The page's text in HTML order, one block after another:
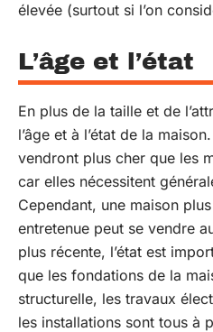
élevée (surtout si l’on
L’âge et l’état
En plus de la taille et de
l’âge et à l’état de la
vendront plus cher que les
car elles nécessitent
Cependant, une maison
entretenue peut se vendre
plus récente, l’état est
que les fondations de la
structurelle, les travaux
les installations sont tous à